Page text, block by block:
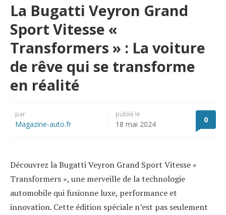
La Bugatti Veyron Grand
Sport Vitesse «
Transformers » : La voiture
de rêve qui se transforme
en réalité
par
Magazine-auto.fr
publié le
18 mai 2024 0
Découvrez la Bugatti Veyron Grand Sport Vitesse «
Transformers », une merveille de la technologie
automobile qui fusionne luxe, performance et
innovation. Cette édition spéciale n’est pas seulement